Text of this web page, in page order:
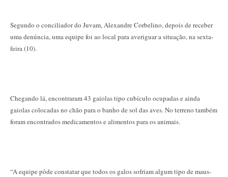
Segundo o conciliador do Juvam, Alexandre Corbelino, depois de receber
uma denúncia, uma equipe foi ao local para averiguar a situação, na sexta-
feira (10).
Chegando lá, encontraram 43 gaiolas tipo cubículo ocupadas e ainda
gaiolas colocadas no chão para o banho de sol das aves. No terreno também
foram encontrados medicamentos e alimentos para os animais.
“A equipe pôde constatar que todos os galos sofriam algum tipo de maus-